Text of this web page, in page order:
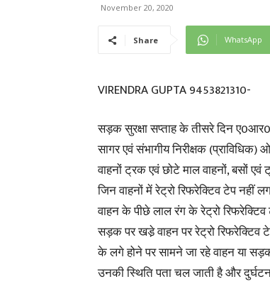
November 20, 2020
Share WhatsApp
VIRENDRA GUPTA 9453821310-
सड़क सुरक्षा सप्ताह के तीसरे दिन
सागर एवं संभागीय निरीक्षक
वाहनों ट्रक एवं छोटे माल वाहनों, बसों
जिन वाहनों में रेट्रो रिफरेक्टिव टेप
वाहन के पीछे लाल रंग के रेट्रो
सड़क पर खडे़ वाहन पर रेट्रो रिफरेक्टिव
के लगे होने पर सामने जा रहे वाहन या
उनकी स्थिति पता चल जाती है और